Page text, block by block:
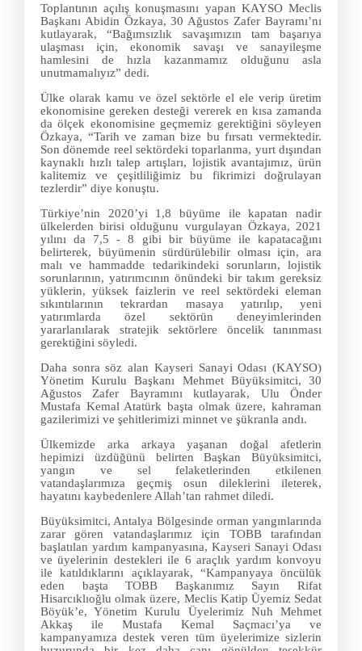
Toplantının açılış konuşmasını yapan KAYSO Meclis
Başkanı Abidin Özkaya, 30 Ağustos Zafer Bayramı’nı
kutlayarak, “Bağımsızlık savaşımızın tam başarıya
ulaşması için, ekonomik savaşı ve sanayileşme
hamlesini de hızla kazanmamız olduğunu asla
unutmamalıyız” dedi.
Ülke olarak kamu ve özel sektörle el ele verip üretim
ekonomisine gereken desteği vererek en kısa zamanda
da ölçek ekonomisine geçmemiz gerektiğini söyleyen
Özkaya, “Tarih ve zaman bize bu fırsatı vermektedir.
Son dönemde reel sektördeki toparlanma, yurt dışından
kaynaklı hızlı talep artışları, lojistik avantajımız, ürün
kalitemiz ve çeşitliliğimiz bu fikrimizi doğrulayan
tezlerdir” diye konuştu.
Türkiye’nin 2020’yi 1,8 büyüme ile kapatan nadir
ülkelerden birisi olduğunu vurgulayan Özkaya, 2021
yılını da 7,5 - 8 gibi bir büyüme ile kapatacağını
belirterek, büyümenin sürdürülebilir olması için, ara
malı ve hammadde tedarikindeki sorunların, lojistik
sorunlarının, yatırımcının önündeki bir takım gereksiz
yüklerin, yüksek faizlerin ve reel sektördeki eleman
sıkıntılarının tekrardan masaya yatırılıp, yeni
yatırımlarda özel sektörün deneyimlerinden
yararlanılarak stratejik sektörlere öncelik tanınması
gerektiğini söyledi.
Daha sonra söz alan Kayseri Sanayi Odası (KAYSO)
Yönetim Kurulu Başkanı Mehmet Büyüksimitci, 30
Ağustos Zafer Bayramını kutlayarak, Ulu Önder
Mustafa Kemal Atatürk başta olmak üzere, kahraman
gazilerimizi ve şehitlerimizi minnet ve şükranla andı.
Ülkemizde arka arkaya yaşanan doğal afetlerin
hepimizi üzdüğünü belirten Başkan Büyüksimitci,
yangın ve sel felaketlerinden etkilenen
vatandaşlarımıza geçmiş osun dileklerini ileterek,
hayatını kaybedenlere Allah’tan rahmet diledi.
Büyüksimitci, Antalya Bölgesinde orman yangınlarında
zarar gören vatandaşlarımız için TOBB tarafından
başlatılan yardım kampanyasına, Kayseri Sanayi Odası
ve üyelerinin destekleri ile 6 araçlık yardım konvoyu
ile katıldıklarını açıklayarak, “Kampanyaya öncülük
eden başta TOBB Başkanımız Sayın Rifat
Hisarcıklıoğlu olmak üzere, Meclis Katip Üyemiz Sedat
Böyük’e, Yönetim Kurulu Üyelerimiz Nuh Mehmet
Akkaş ile Mustafa Kemal Saçmacı’ya ve
kampanyamıza destek veren tüm üyelerimize sizlerin